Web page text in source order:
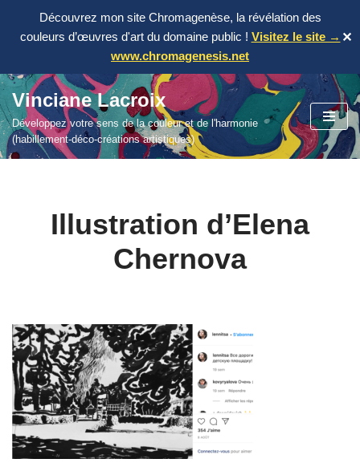
Découvrez mon site Chromagenèse, la révélation des
couleurs d’œuvres d'art du domaine public ! Visitez le site →
www.chromagenesis.net
✕
Aller
au
contenu
Vinciane Lacroix
Développez votre sens de la couleur et de l'harmonie
(habillement-déco-créations artistiques)
Illustration d’Elena
Chernova